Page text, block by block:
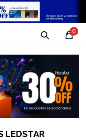
0
LEDSTAR